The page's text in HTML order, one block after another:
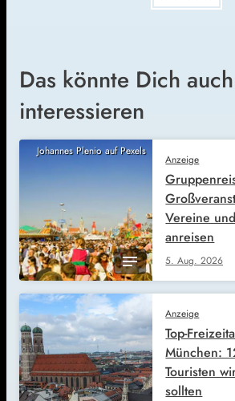
Das könnte Dich auch
interessieren
Johannes Plenio auf Pexels
Anzeige
5. Aug. 2026
Vereine
anreisen
Anzeige
Top-
München:
Touristen
sollten